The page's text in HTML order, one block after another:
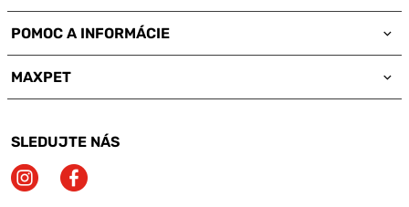
POMOC A INFORMÁCIE
MAXPET
SLEDUJTE NÁS